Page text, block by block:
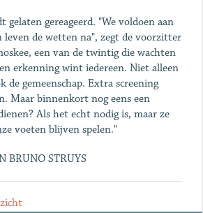
gereageerd. "We voldoen aan
leven de wetten na", zegt de voorzitter
een van de twintig die wachten
erkenning wint iedereen. Niet alleen
de gemeenschap. Extra screening
Maar binnenkort nog eens een
Als het echt nodig is, maar ze
voeten blijven spelen."
BRUNO STRUYS